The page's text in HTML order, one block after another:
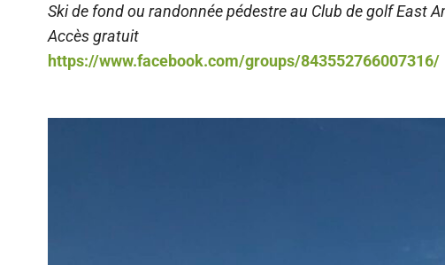
Ski de fond ou randonnée pédestre au Club de golf East
Accès gratuit
https://www.facebook.com/groups/843552766007316/